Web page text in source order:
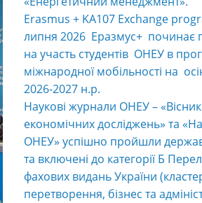
Erasmus + KA107 Exchange
липня 2026 Еразмус+ починає
на участь студентів ОНЕУ в
міжнародної мобільності на
2026-2027 н.р.
Наукові журнали ОНЕУ –
економічних досліджень» та
ОНЕУ» успішно пройшли
та включені до категорії Б
фахових видань України
перетворення, бізнес та